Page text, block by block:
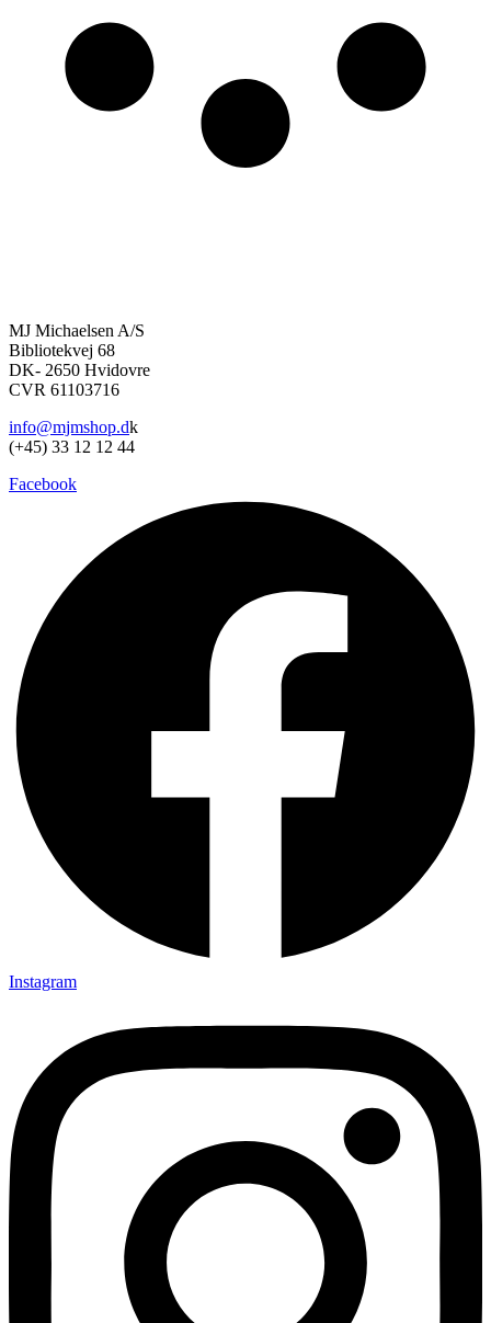
MJ Michaelsen A/S
Bibliotekvej 68
DK- 2650 Hvidovre
CVR 61103716
info@mjmshop.dk
(+45) 33 12 12 44
Facebook
Instagram